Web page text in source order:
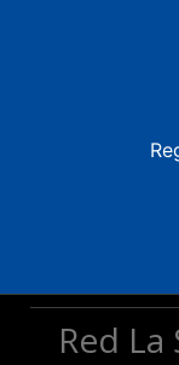
Red La